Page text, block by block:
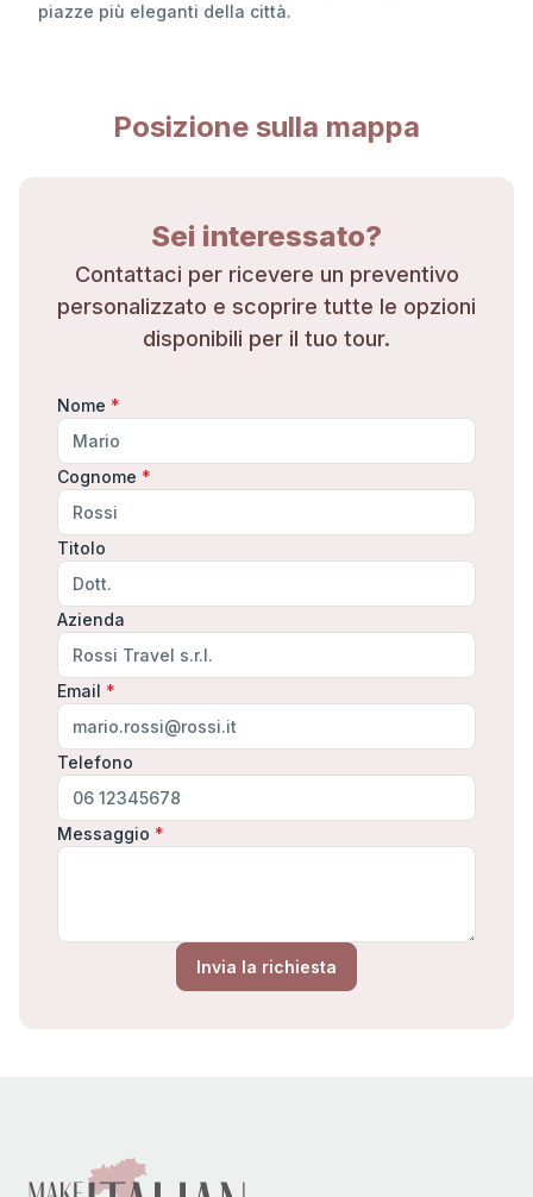
piazze più eleganti della città.
Posizione sulla mappa
Sei interessato?
Contattaci per ricevere un preventivo
personalizzato e scoprire tutte le opzioni
disponibili per il tuo tour.
Nome *
Cognome *
Titolo
Azienda
Email *
Telefono
Messaggio *
Invia la richiesta